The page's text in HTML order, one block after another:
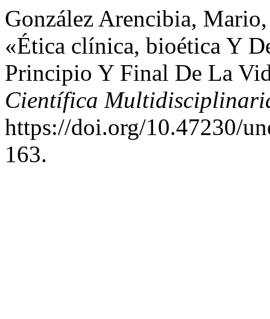
González Arencibia,
«Ética clínica, bioética Y
Principio Y Final De La
Científica
https://doi.org/10.47230/
163.